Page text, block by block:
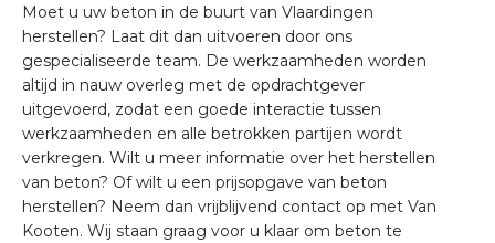
Moet u uw beton in de buurt van Vlaardingen
herstellen? Laat dit dan uitvoeren door ons
gespecialiseerde team. De werkzaamheden worden
altijd in nauw overleg met de opdrachtgever
uitgevoerd, zodat een goede interactie tussen
werkzaamheden en alle betrokken partijen wordt
verkregen. Wilt u meer informatie over het herstellen
van beton? Of wilt u een prijsopgave van beton
herstellen? Neem dan vrijblijvend contact op met Van
Kooten. Wij staan graag voor u klaar om beton te